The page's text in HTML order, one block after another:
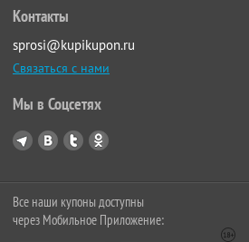
Контакты
sprosi@kupikupon.ru
Связаться с нами
Мы в Соцсетях
Все наши купоны доступны
через Мобильное Приложение: